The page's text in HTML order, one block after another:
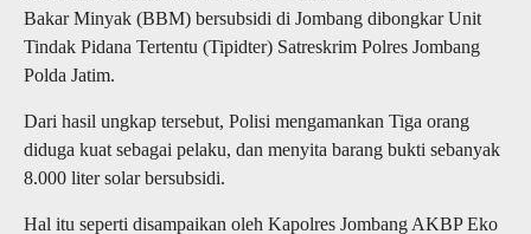
Bakar Minyak (BBM) bersubsidi di Jombang dibongkar Unit
Tindak Pidana Tertentu (Tipidter) Satreskrim Polres Jombang
Polda Jatim.
Dari hasil ungkap tersebut, Polisi mengamankan Tiga orang
diduga kuat sebagai pelaku, dan menyita barang bukti sebanyak
8.000 liter solar bersubsidi.
Hal itu seperti disampaikan oleh Kapolres Jombang AKBP Eko